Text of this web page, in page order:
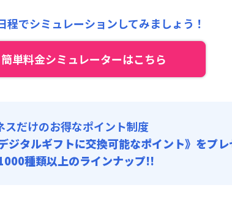
(1,250円/日)
/回 (税抜)
(税抜)
(1,250円/日)
程でシミュレーションしてみましょう！
簡単料金シミュレーターはこちら
スだけのお得なポイント制度
ジタルギフトに交換可能なポイント》をプ
種類以上のラインナップ!!